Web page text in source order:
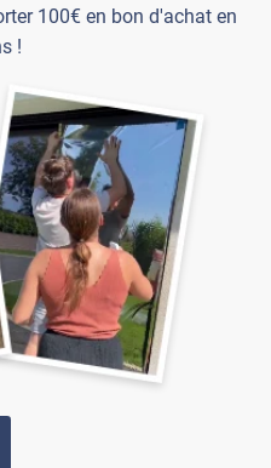
100€ en bon d'achat en
!